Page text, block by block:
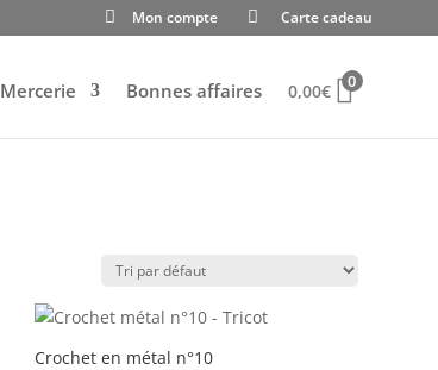
Carte cadeau
Mon compte
Mercerie Bonnes affaires 0,00€ 0
Crochet en métal n°10